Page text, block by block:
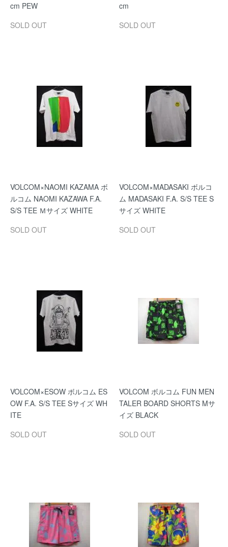
cm PEW
SOLD OUT
cm
SOLD OUT
VOLCOM×NAOMI KAZAMA ボ
ルコム NAOMI KAZAWA F.A.
S/S TEE Ｍサイズ WHITE
SOLD OUT
VOLCOM×MADASAKI ボルコ
ム MADASAKI F.A. S/S TEE S
サイズ WHITE
SOLD OUT
VOLCOM×ESOW ボルコム ES
OW F.A. S/S TEE Sサイズ WH
ITE
SOLD OUT
VOLCOM ボルコム FUN MEN
TALER BOARD SHORTS Mサ
イズ BLACK
SOLD OUT